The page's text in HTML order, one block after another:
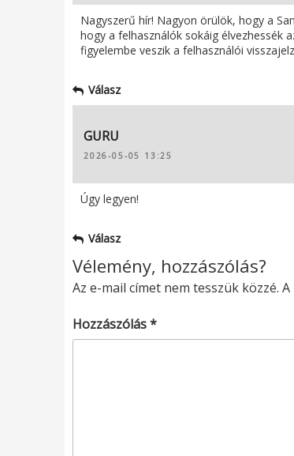
Nagyszerű hír! Nagyon örülök, hogy a
hogy a felhasználók sokáig élvezhessék
figyelembe veszik a felhasználói
Válasz
GURU
2026-05-05 13:25
Úgy legyen!
Válasz
Vélemény, hozzászólás?
Az e-mail címet nem tesszük közzé. A
Hozzászólás*